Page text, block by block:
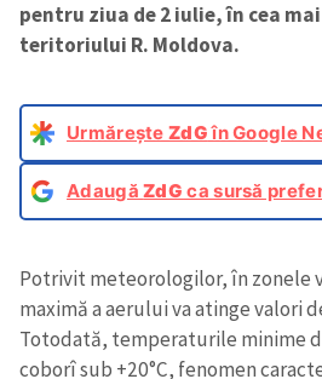
pentru ziua de 2 iulie, în cea
teritoriului R. Moldova.
Urmărește ZdGîn Google
AdaugăZdG ca sursă
Potrivit meteorologilor, în zonele
maximă a aerului va atinge valori
Totodată, temperaturile minime
coborî sub +20°C, fenomen